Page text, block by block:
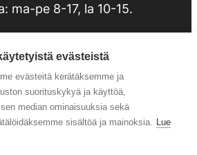
ma-pe 8-17, la 10-15.
evästeistä
evästeitä kerätäksemme ja
suorituskykyä ja käyttöä,
median ominaisuuksia sekä
sisältöä ja mainoksia. Lue